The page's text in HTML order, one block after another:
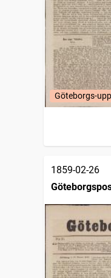
Göteborgs-
1859-02-26